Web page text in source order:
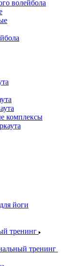
волейбола
комплексы
йоги
тренинг
тренинг